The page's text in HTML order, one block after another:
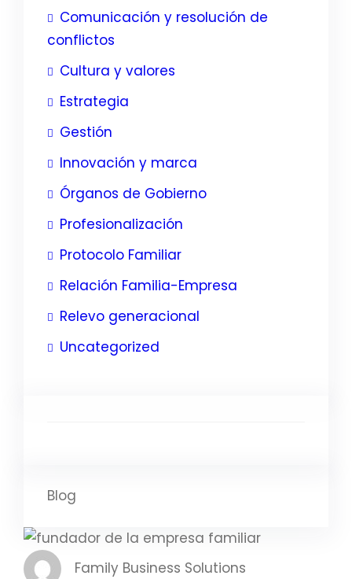
Comunicación y resolución de
conflictos
Cultura y valores
Estrategia
Gestión
Innovación y marca
Órganos de Gobierno
Profesionalización
Protocolo Familiar
Relación Familia-Empresa
Relevo generacional
Uncategorized
Blog
Family Business Solutions